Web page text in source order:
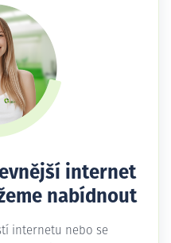
internet
nabídnout
internetu nebo se